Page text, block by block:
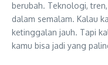
berubah. Teknologi,
dalam semalam. Kalau
ketinggalan jauh. Tapi
kamu bisa jadi yang